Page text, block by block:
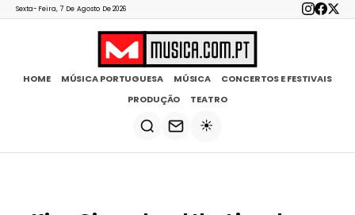
Sexta-Feira, 7 De Agosto De 2026
HOME MÚSICA PORTUGUESA MÚSICA
CONCERTOS E FESTIVAIS
PRODUÇÃO
TEATRO
☀️